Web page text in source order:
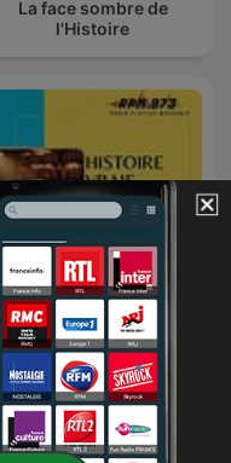
La face sombre de
l'Histoire
Histoire Vraie